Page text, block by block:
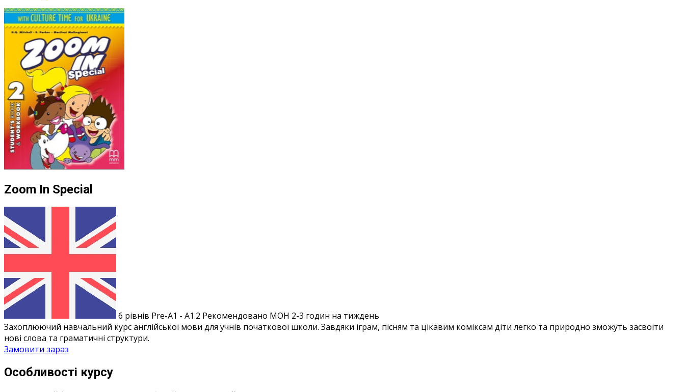
Zoom In Special
6 рівнів Pre-A1 - A1.2 Рекомендовано МОН 2-3 годин на тиждень
Захоплюючий навчальний курс англійської мови для учнів початкової школи. Завдяки іграм, пісням та цікавим коміксам діти легко та природно зможуть засвоїти
нові слова та граматичні структури.
Замовити зараз
Особливості курсу